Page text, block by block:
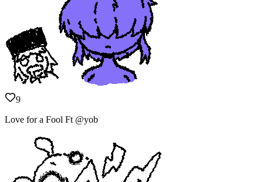
9
Love for a Fool Ft @yob